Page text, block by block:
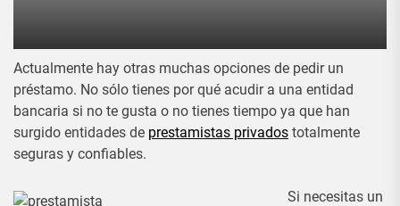
Actualmente hay otras muchas opciones de pedir un
préstamo. No sólo tienes por qué acudir a una entidad
bancaria si no te gusta o no tienes tiempo ya que han
surgido entidades de prestamistas privados totalmente
seguras y confiables.
Si necesitas un